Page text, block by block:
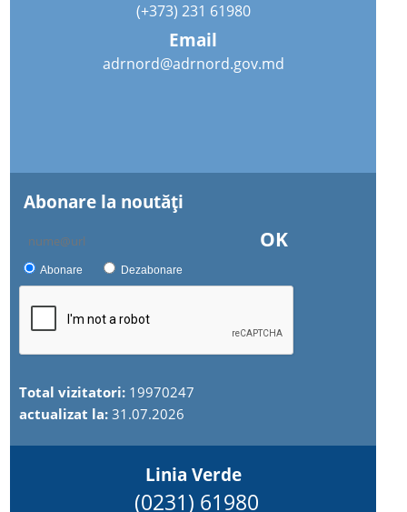
(+373) 231 61980
Email
adrnord@adrnord.gov.md
Abonare la noutăţi
OK
Abonare Dezabonare
Total vizitatori: 19970247
actualizat la:31.07.2026
Linia Verde
(0231) 61980